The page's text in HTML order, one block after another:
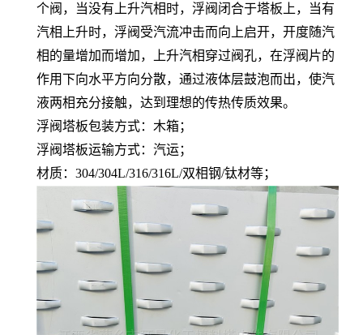
个阀，当没有上升汽相时，浮阀闭合于塔板上，当有
汽相上升时，浮阀受汽流冲击而向上启开，开度随汽
相的量增加而增加，上升汽相穿过阀孔，在浮阀片的
作用下向水平方向分散，通过液体层鼓泡而出，使汽
液两相充分接触，达到理想的传热传质效果。
浮阀塔板包装方式：木箱；
浮阀塔板运输方式：汽运；
材质：304/304L/316/316L/双相钢/钛材等；